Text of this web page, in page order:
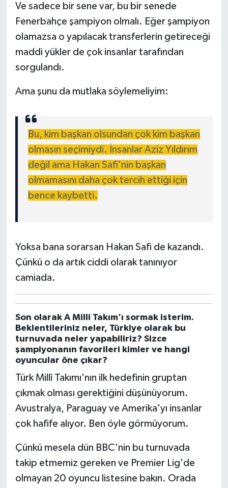
Ve sadece bir sene var, bu bir senede
Fenerbahçe şampiyon olmalı. Eğer şampiyon
olamazsa o yapılacak transferlerin getireceği
maddi yükler de çok insanlar tarafından
sorgulandı.
Ama şunu da mutlaka söylemeliyim:
Bu, kim başkan olsundan çok kim başkan
olmasın seçimiydi. İnsanlar Aziz Yıldırım
değil ama Hakan Safi'nin başkan
olmamasını daha çok tercih ettiği için
bence kaybetti.
Yoksa bana sorarsan Hakan Safi de kazandı.
Çünkü o da artık ciddi olarak tanınıyor
camiada.
Son olarak A Milli Takım’ı sormak isterim.
Beklentileriniz neler, Türkiye olarak bu
turnuvada neler yapabiliriz? Sizce
şampiyonanın favorileri kimler ve hangi
oyuncular öne çıkar?
Türk Millî Takımı'nın ilk hedefinin gruptan
çıkmak olması gerektiğini düşünüyorum.
Avustralya, Paraguay ve Amerika'yı insanlar
çok hafife alıyor. Ben öyle görmüyorum.
Çünkü mesela dün BBC'nin bu turnuvada
takip etmemiz gereken ve Premier Lig'de
olmayan 20 oyuncu listesine bakın. Orada